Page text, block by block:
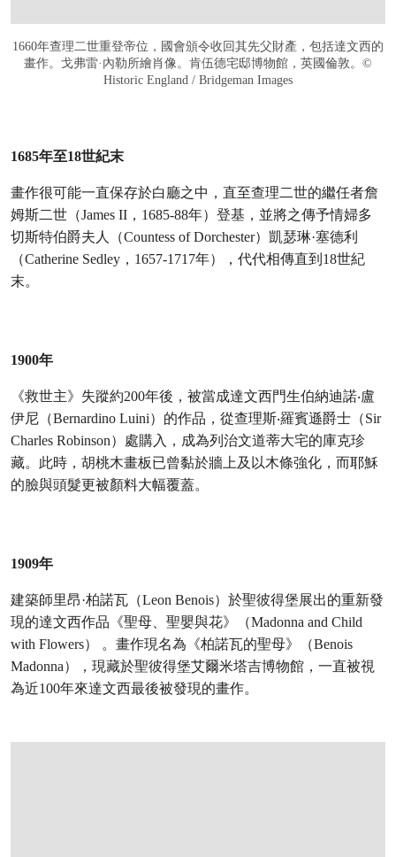
1660年查理二世重登帝位，國會頒令收回其先父財產，包括達文西的
畫作。戈弗雷·內勒所繪肖像。肯伍德宅邸博物館，英國倫敦。©
Historic England / Bridgeman Images
1685年至18世紀末
畫作很可能一直保存於白廳之中，直至查理二世的繼任者詹
姆斯二世（James II，1685-88年）登基，並將之傳予情婦多
切斯特伯爵夫人（Countess of Dorchester）凱瑟琳·塞德利
（Catherine Sedley，1657-1717年），代代相傳直到18世紀
末。
1900年
《救世主》失蹤約200年後，被當成達文西門生伯納迪諾‧盧
伊尼（Bernardino Luini）的作品，從查理斯‧羅賓遜爵士（Sir
Charles Robinson）處購入，成為列治文道蒂大宅的庫克珍
藏。此時，胡桃木畫板已曾黏於牆上及以木條強化，而耶穌
的臉與頭髮更被顏料大幅覆蓋。
1909年
建築師里昂·柏諾瓦（Leon Benois）於聖彼得堡展出的重新發
現的達文西作品《聖母、聖嬰與花》（Madonna and Child
with Flowers） 。畫作現名為《柏諾瓦的聖母》（Benois
Madonna），現藏於聖彼得堡艾爾米塔吉博物館，一直被視
為近100年來達文西最後被發現的畫作。